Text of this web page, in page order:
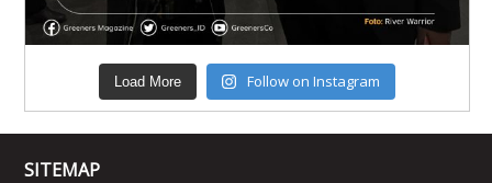
Load More Follow on Instagram
SITEMAP